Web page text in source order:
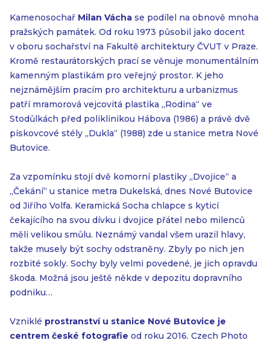
Kamenosochař Milan Vácha se podílel na obnově mnoha
pražských památek. Od roku 1973 působil jako docent
v oboru sochařství na Fakultě architektury ČVUT v Praze.
Kromě restaurátorských prací se věnuje monumentálním
kamenným plastikám pro veřejný prostor. K jeho
nejznámějším pracím pro architekturu a urbanizmus
patří mramorová vejcovitá plastika „Rodina“ ve
Stodůlkách před poliklinikou Hábova (1986) a právě dvě
pískovcové stély „Dukla“ (1988) zde u stanice metra Nové
Butovice.
Za vzpomínku stojí dvě komorní plastiky „Dvojice“ a
„Čekání“ u stanice metra Dukelská, dnes Nové Butovice
od Jiřího Volfa. Keramická Socha chlapce s kyticí
čekajícího na svou dívku i dvojice přátel nebo milenců
měli velikou smůlu. Neznámý vandal všem urazil hlavy,
takže musely být sochy odstraněny. Zbyly po nich jen
rozbité sokly. Sochy byly velmi povedené, je jich opravdu
škoda. Možná jsou ještě někde v depozitu dopravního
podniku…
Vzniklé prostranství u stanice Nové Butovice je
centrem české fotografie od roku 2016. Czech Photo